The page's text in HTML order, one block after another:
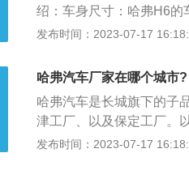
绍：车身尺寸：哈弗H6的
m。超越同级SUV和合资
谐。动力方面：哈弗H6-
酷版，2.0GDIT+湿式
发布时间：2023-07-17
哈弗汽车厂家在哪个城市?
哈弗汽车是长城旗下的子
津工厂、以及保定工厂。
要在徐水工厂和天津工厂
发布时间：2023-07-17